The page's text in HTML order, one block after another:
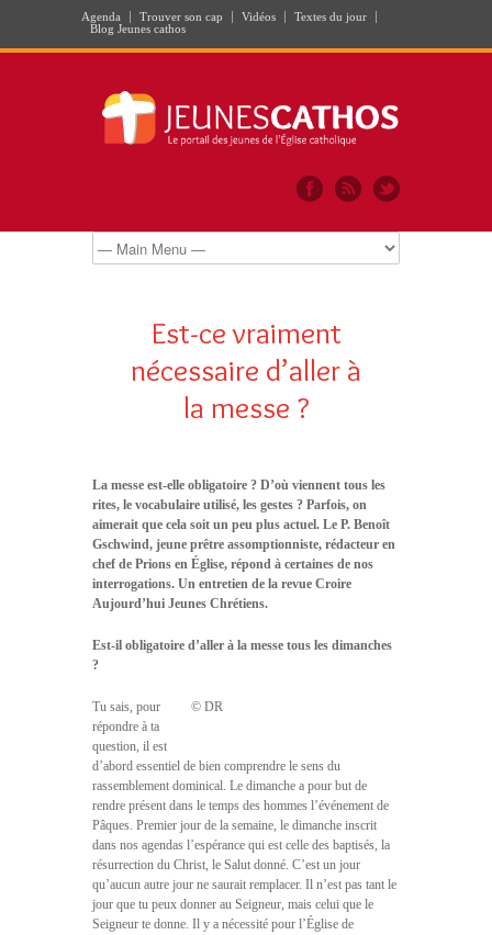
Agenda Trouver son cap Vidéos
Textes du jour
Blog Jeunes cathos
Est-ce vraiment
nécessaire d’aller à
la messe ?
La messe est-elle obligatoire ? D’où viennent tous les
rites, le vocabulaire utilisé, les gestes ? Parfois, on
aimerait que cela soit un peu plus actuel. Le P. Benoît
Gschwind, jeune prêtre assomptionniste, rédacteur en
chef de Prions en Église, répond à certaines de nos
interrogations. Un entretien de la revue Croire
Aujourd’hui Jeunes Chrétiens.
Est-il obligatoire d’aller à la messe tous les dimanches
?
© DR
Tu sais, pour
répondre à ta
question, il est
d’abord essentiel de bien comprendre le sens du
rassemblement dominical. Le dimanche a pour but de
rendre présent dans le temps des hommes l’événement de
Pâques. Premier jour de la semaine, le dimanche inscrit
dans nos agendas l’espérance qui est celle des baptisés, la
résurrection du Christ, le Salut donné. C’est un jour
qu’aucun autre jour ne saurait remplacer. Il n’est pas tant le
jour que tu peux donner au Seigneur, mais celui que le
Seigneur te donne. Il y a nécessité pour l’Église de